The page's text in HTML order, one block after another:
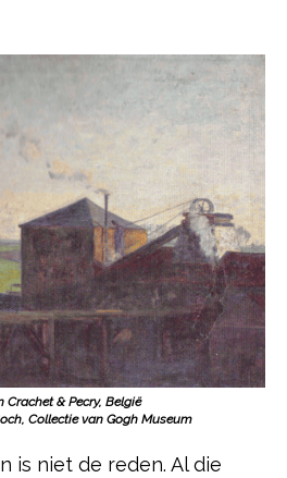
Crachet & Pecry, België
Collectie van Gogh Museum
is niet de reden. Al die